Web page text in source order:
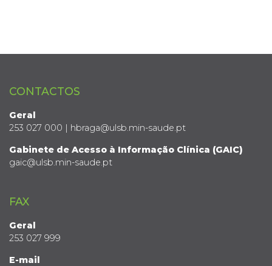
CONTACTOS
Geral
253 027 000 | hbraga@ulsb.min-saude.pt
Gabinete de Acesso à Informação Clínica (GAIC)
gaic@ulsb.min-saude.pt
FAX
Geral
253 027 999
E-mail